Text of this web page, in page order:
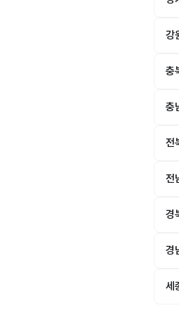
강
충
충
전
전
경
경
세